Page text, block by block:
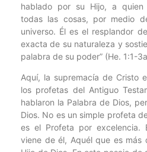
hablado por su Hijo, a quien
todas las cosas, por medio
universo. Él es el resplandor
exacta de su naturaleza y
palabra de su poder” (He. 1:1-
Aquí, la supremacía de Cristo
los profetas del Antiguo
hablaron la Palabra de Dios,
Dios. No es un simple profeta
es el Profeta por excelencia.
viene de él, Aquél que es